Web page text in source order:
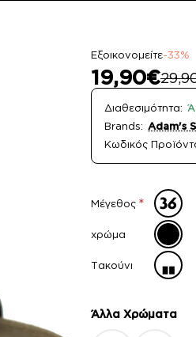
Εξοικονομείτε-33%
19,90€
Διαθεσιμότητα:
Brands: Adam's
Κωδικός
Μέγεθος
χρώμα
Τακούνι
Άλλα Xρώματα